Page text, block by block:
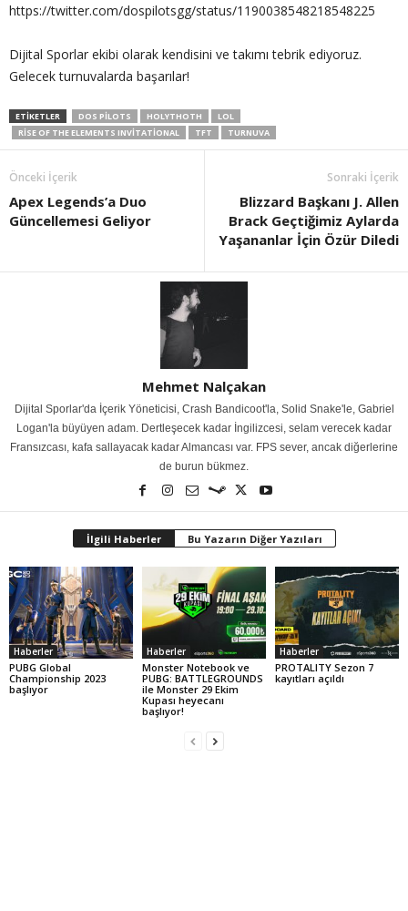
https://twitter.com/dospilotsgg/status/1190038548218548225
Dijital Sporlar ekibi olarak kendisini ve takımı tebrik ediyoruz.
Gelecek turnuvalarda başarılar!
ETIKETLER DOS PILOTS HOLYTHOTH
LOL
RISE OF THE ELEMENTS INVITATIONAL
TFT TURNUVA
Önceki İçerik
Apex Legends’a Duo
Güncellemesi Geliyor
Sonraki İçerik
Blizzard Başkanı J. Allen
Brack Geçtiğimiz Aylarda
Yaşananlar İçin Özür Diledi
Mehmet Nalçakan
Dijital Sporlar'da İçerik Yöneticisi, Crash Bandicoot'la, Solid Snake'le, Gabriel
Logan'la büyüyen adam. Dertleşecek kadar İngilizcesi, selam verecek kadar
Fransızcası, kafa sallayacak kadar Almancası var. FPS sever, ancak diğerlerine
de burun bükmez.
İlgili Haberler Bu Yazarın Diğer Yazıları
Haberler
PUBG Global
Championship 2023
başlıyor
Haberler
Monster Notebook ve
PUBG: BATTLEGROUNDS
ile Monster 29 Ekim
Kupası heyecanı
başlıyor!
Haberler
PROTALITY Sezon 7
kayıtları açıldı